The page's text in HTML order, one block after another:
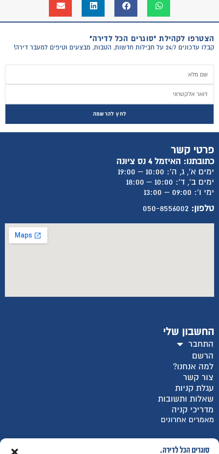
הצטרפו לקהילת "סוגרים הכל לדירה"
קבלו עדכונים 24/7 על חבילות חדשות, הטבות, מבצעים וטיפים למעבר דירה!
לחץ להרשמה
פרטי קשר
כתובתנו: האיזמל 4 נס ציונה
ימים א', ג, ה': 10:00 – 19:00
ימים ב', ד': 10:00 – 18:00
ימי ו': 09:00 – 13:00
טלפון: 050-8556002
החשבון שלי
התחבר
הרשם
למה אנחנו?
צור קשר
עגלת קניות
שאלות ותשובות
מדריכי קניה
מאמרים אחרונים